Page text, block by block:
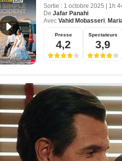
Sortie : 1 octobre 2025
1h
De Jafar Panahi
Avec Vahid Mobasseri,
Presse
4,2
Spectateurs
3,9